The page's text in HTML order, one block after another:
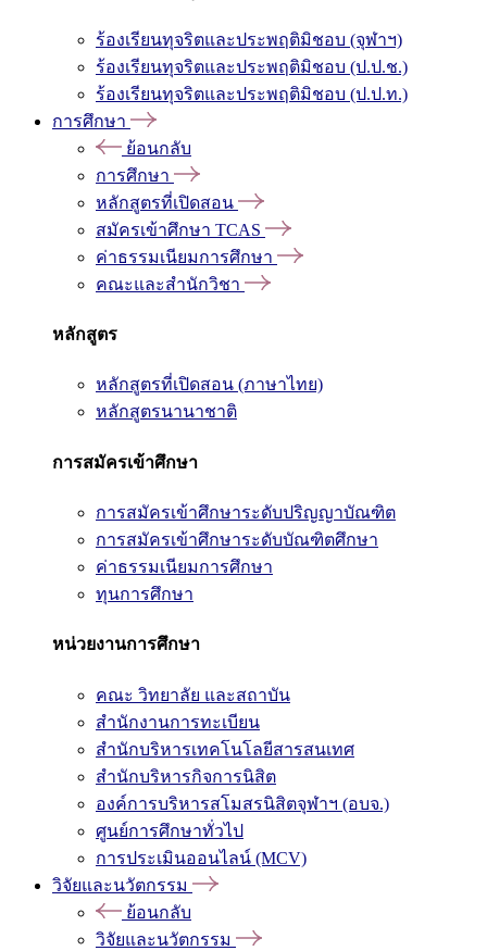
ร้องเรียนทุจริตและประพฤติมิชอบ (จุฬาฯ)
ร้องเรียนทุจริตและประพฤติมิชอบ (ป.ป.ช.)
ร้องเรียนทุจริตและประพฤติมิชอบ (ป.ป.ท.)
การศึกษา
ย้อนกลับ
การศึกษา
หลักสูตรที่เปิดสอน
สมัครเข้าศึกษา TCAS
ค่าธรรมเนียมการศึกษา
คณะและสำนักวิชา
หลักสูตร
หลักสูตรที่เปิดสอน (ภาษาไทย)
หลักสูตรนานาชาติ
การสมัครเข้าศึกษา
การสมัครเข้าศึกษาระดับปริญญาบัณฑิต
การสมัครเข้าศึกษาระดับบัณฑิตศึกษา
ค่าธรรมเนียมการศึกษา
ทุนการศึกษา
หน่วยงานการศึกษา
คณะ วิทยาลัย และสถาบัน
สำนักงานการทะเบียน
สำนักบริหารเทคโนโลยีสารสนเทศ
สำนักบริหารกิจการนิสิต
องค์การบริหารสโมสรนิสิตจุฬาฯ (อบจ.)
ศูนย์การศึกษาทั่วไป
การประเมินออนไลน์ (MCV)
วิจัยและนวัตกรรม
ย้อนกลับ
วิจัยและนวัตกรรม